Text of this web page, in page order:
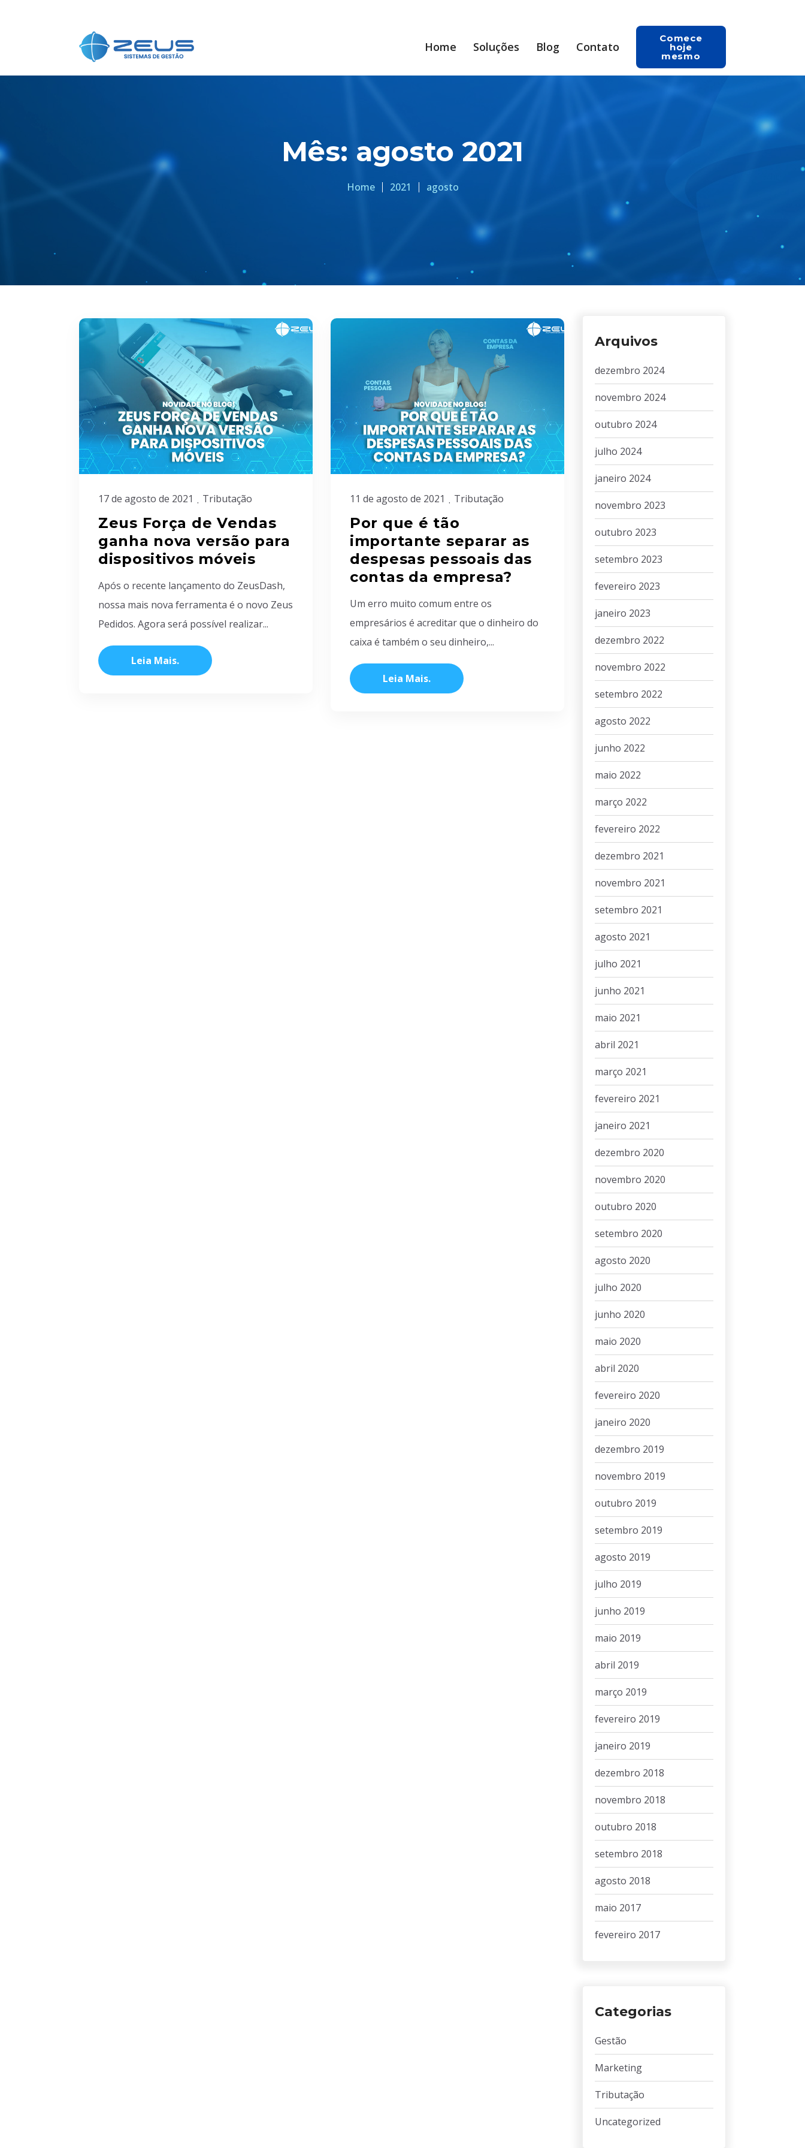
Home Soluções Blog Contato
Comece
hoje
mesmo
Mês: agosto 2021
Home 2021 agosto
17 de agosto de 2021 Tributação
Zeus Força de Vendas
ganha nova versão para
dispositivos móveis
Após o recente lançamento do ZeusDash,
nossa mais nova ferramenta é o novo Zeus
Pedidos. Agora será possível realizar...
Leia Mais
11 de agosto de 2021 Tributação
Por que é tão
importante separar as
despesas pessoais das
contas da empresa?
Um erro muito comum entre os
empresários é acreditar que o dinheiro do
caixa é também o seu dinheiro,...
Leia Mais
Arquivos
dezembro 2024
novembro 2024
outubro 2024
julho 2024
janeiro 2024
novembro 2023
outubro 2023
setembro 2023
fevereiro 2023
janeiro 2023
dezembro 2022
novembro 2022
setembro 2022
agosto 2022
junho 2022
maio 2022
março 2022
fevereiro 2022
dezembro 2021
novembro 2021
setembro 2021
agosto 2021
julho 2021
junho 2021
maio 2021
abril 2021
março 2021
fevereiro 2021
janeiro 2021
dezembro 2020
novembro 2020
outubro 2020
setembro 2020
agosto 2020
julho 2020
junho 2020
maio 2020
abril 2020
fevereiro 2020
janeiro 2020
dezembro 2019
novembro 2019
outubro 2019
setembro 2019
agosto 2019
julho 2019
junho 2019
maio 2019
abril 2019
março 2019
fevereiro 2019
janeiro 2019
dezembro 2018
novembro 2018
outubro 2018
setembro 2018
agosto 2018
maio 2017
fevereiro 2017
Categorias
Gestão
Marketing
Tributação
Uncategorized